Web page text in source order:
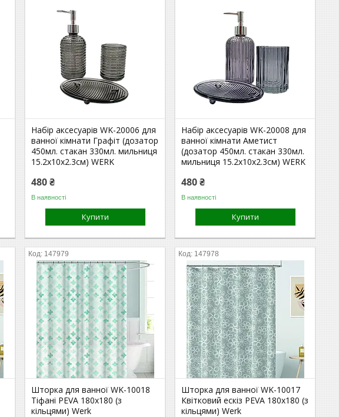
Набір аксесуарів WK-20006 для
ванної кімнати Графіт (дозатор
450мл. стакан 330мл. мильниця
15.2х10х2.3см) WERK
480 ₴
В наявності
Купити
Набір аксесуарів WK-20008 для
ванної кімнати Аметист
(дозатор 450мл. стакан 330мл.
мильниця 15.2х10х2.3см) WERK
480 ₴
В наявності
Купити
147979
Шторка для ванної WK-10018
Тіфані PEVA 180x180 (з
кільцями) Werk
147978
Шторка для ванної WK-10017
Квітковий ескіз PEVA 180x180 (з
кільцями) Werk